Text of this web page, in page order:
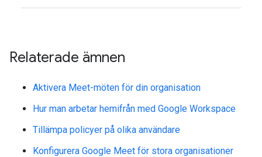
Relaterade ämnen
Aktivera Meet-möten för din organisation
Hur man arbetar hemifrån med Google Workspace
Tillämpa policyer på olika användare
Konfigurera Google Meet för stora organisationer